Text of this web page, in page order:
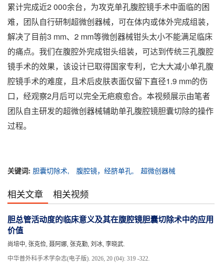
累计完成近2 000余台，为攻克单孔腹腔镜手术中面临的困
难，团队自行研制超微创器械，可在体内或体外完成组装，
解决了目前3 mm、2 mm等微创器械钳头太小不能满足临床
的痛点。我们在腹腔外完成钳头组装，可达到传统三孔腹腔
镜手术的效果，该设计已取得国家专利，它大大减小单孔腹
腔镜手术的难度，且术后皮肤表面仅留下直径1.9 mm的伤
口，经观察2月后可以完全无疤痕愈合。本视频展示由笔者
团队自主研发的超微创器械辅助单孔腹腔镜胆囊切除的操作
过程。
关键词: 胆囊切除术, 腹腔镜，经脐单孔, 超微创器械
相关文章 相关视频
胆总管活动度的临床意义及其在腹腔镜胆囊切除术中的应用
价值
尚培中, 张克俭, 聂阿娜, 张克勤, 刘冰, 李晓武.
中华普外科手术学杂志(电子版). 2026, 20 (04): 319 -322.